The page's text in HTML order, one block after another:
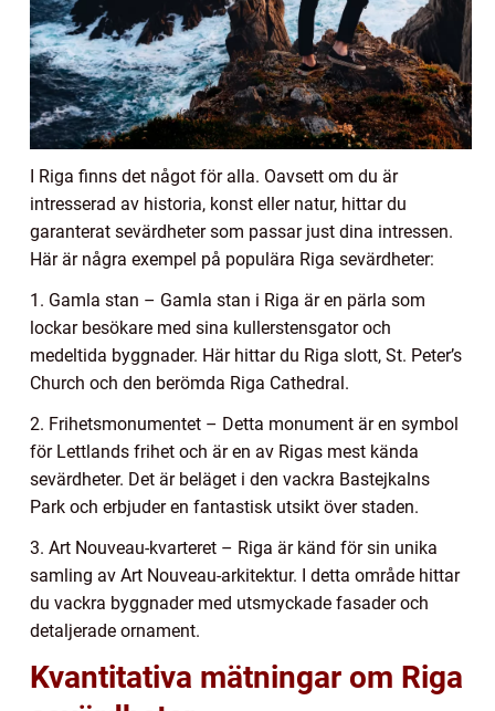
I Riga finns det något för alla. Oavsett om du är
intresserad av historia, konst eller natur, hittar du
garanterat sevärdheter som passar just dina intressen.
Här är några exempel på populära Riga sevärdheter:
1. Gamla stan – Gamla stan i Riga är en pärla som
lockar besökare med sina kullerstensgator och
medeltida byggnader. Här hittar du Riga slott, St. Peter’s
Church och den berömda Riga Cathedral.
2. Frihetsmonumentet – Detta monument är en symbol
för Lettlands frihet och är en av Rigas mest kända
sevärdheter. Det är beläget i den vackra Bastejkalns
Park och erbjuder en fantastisk utsikt över staden.
3. Art Nouveau-kvarteret – Riga är känd för sin unika
samling av Art Nouveau-arkitektur. I detta område hittar
du vackra byggnader med utsmyckade fasader och
detaljerade ornament.
Kvantitativa mätningar om Riga